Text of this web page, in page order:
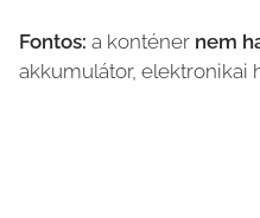
Fontos: a konténer nem
akkumulátor, elektronikai